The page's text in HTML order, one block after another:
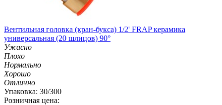
Вентильная головка (кран-букса) 1/2' FRAP керамика
универсальная (20 шлицов) 90°
Ужасно
Плохо
Нормально
Хорошо
Отлично
Упаковка: 30/300
Розничная цена: